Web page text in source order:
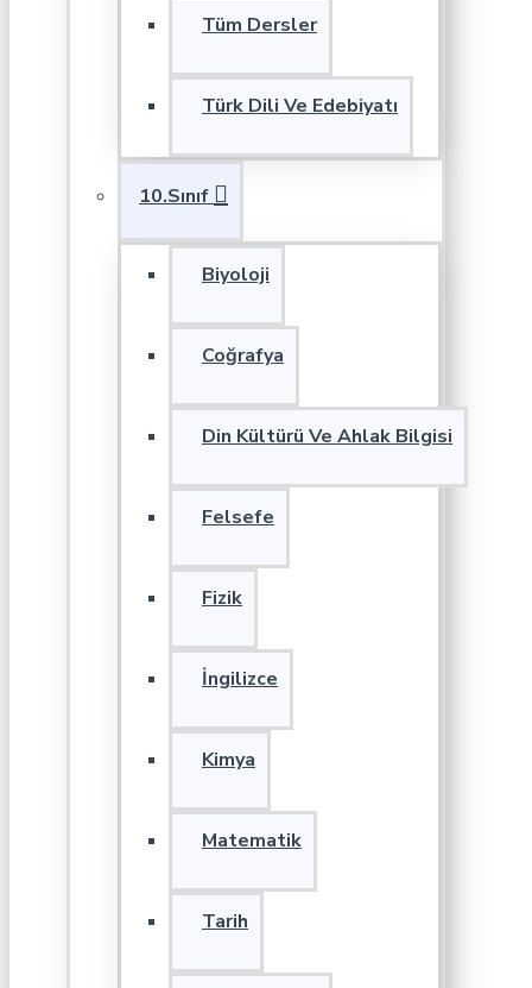
Tüm Dersler
Türk Dili Ve Edebiyatı
10.Sınıf
Biyoloji
Coğrafya
Din Kültürü Ve Ahlak Bilgisi
Felsefe
Fizik
İngilizce
Kimya
Matematik
Tarih